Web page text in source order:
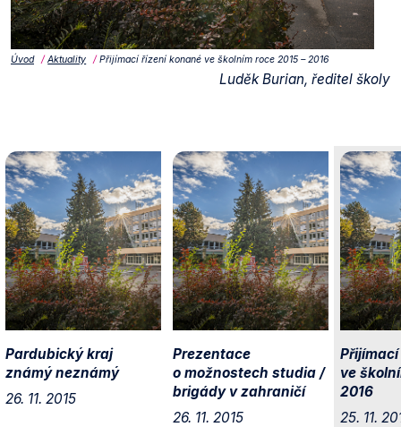
Úvod Aktuality Přijímací řízení konané ve školním roce 2015 – 2016
Luděk Burian, ředitel školy
Pardubický kraj
známý neznámý
26. 11. 2015
Prezentace
o možnostech studia /
brigády v zahraničí
26. 11. 2015
ve
2016
25. 11.